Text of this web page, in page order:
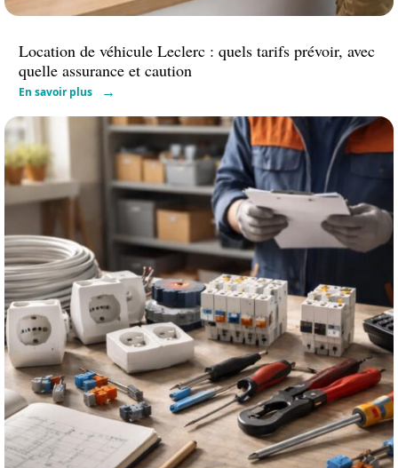
Location de véhicule Leclerc : quels tarifs prévoir, avec
quelle assurance et caution
En savoir plus